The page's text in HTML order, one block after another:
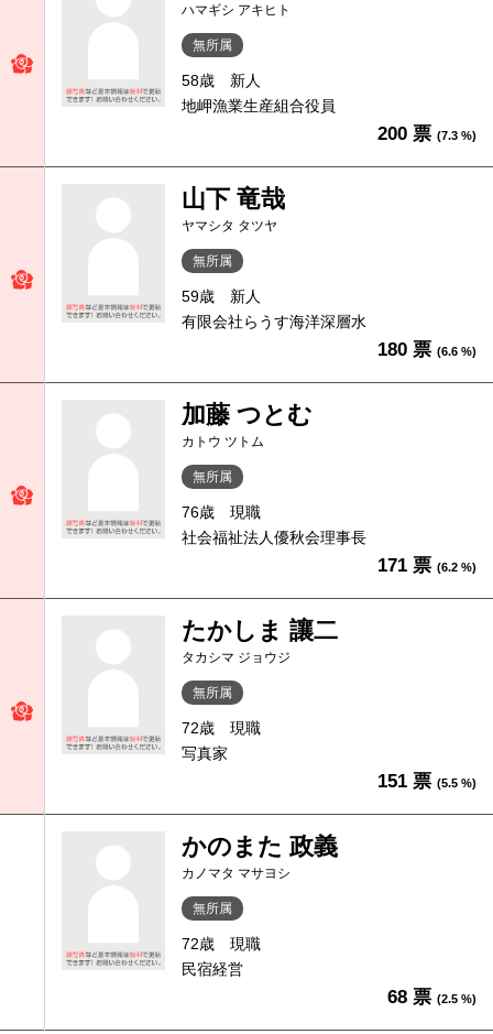
ハマギシ アキヒト
無所属
58歳
新人
地岬漁業生産組合役員
200 票 (7.3 %)
山下 竜哉
ヤマシタ タツヤ
無所属
59歳
新人
有限会社らうす海洋深層水
180 票 (6.6 %)
加藤 つとむ
カトウ ツトム
無所属
76歳
現職
社会福祉法人優秋会理事長
171 票 (6.2 %)
たかしま 讓二
タカシマ ジョウジ
無所属
72歳
現職
写真家
151 票 (5.5 %)
かのまた 政義
カノマタ マサヨシ
無所属
72歳
現職
民宿経営
68 票 (2.5 %)